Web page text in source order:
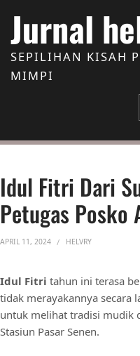
Jurnal
SEPILIHAN KISAH
MIMPI
Idul Fitri Dari
Petugas Posko
APRIL 11, 2024 HELVRY
Idul Fitri tahun ini terasa
tidak merayakannya secara
untuk melihat tradisi mudik
Stasiun Pasar Senen.